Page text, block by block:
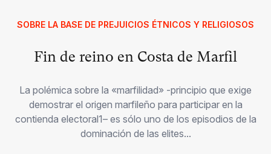
SOBRE LA BASE DE PREJUICIOS ÉTNICOS Y RELIGIOSOS
Fin de reino en Costa de Marfil
La polémica sobre la «marfilidad» -principio que exige
demostrar el origen marfileño para participar en la
contienda electoral1– es sólo uno de los episodios de la
dominación de las elites...